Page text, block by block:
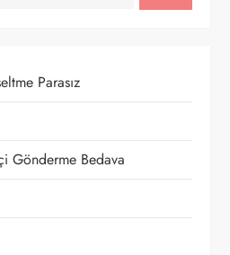
Parasız
Gönderme Bedava